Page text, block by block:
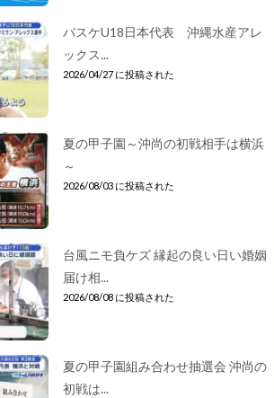
バスケU18日本代表 沖縄水産アレ
ックス...
2026/04/27 に投稿された
夏の甲子園～沖尚の初戦相手は横浜
～
2026/08/03 に投稿された
台風ニモ負ケズ 縁起の良い日い婚姻
届け相...
2026/08/08 に投稿された
夏の甲子園組み合わせ抽選会 沖尚の
初戦は...